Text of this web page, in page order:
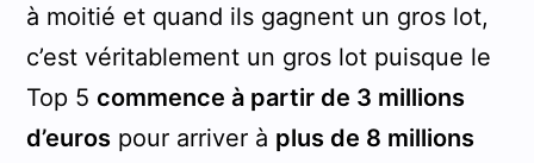
à moitié et quand ils gagnent un gros lot,
c’est véritablement un gros lot puisque le
Top 5 commence à partir de 3 millions
d’eurospour arriver à plus de 8 millions